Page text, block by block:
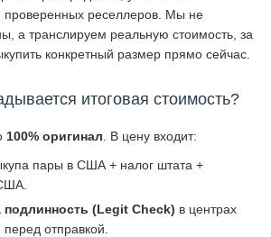
проверенных реселлеров. Мы не
а транслируем реальную стоимость, за
конкретный размер прямо сейчас.
итоговая стоимость?
100% оригинал . В цену входит:
пары в США + налог штата +
подлинность (Legit Check) в центрах
отправкой.